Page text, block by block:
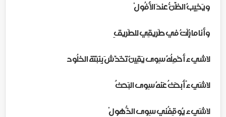
ويَخِيبُ الظَّنُّ عندَ الأفُولْ
وأنا مازِلْتُ في طَريقِي للطَريقِ
لاشيء أحْمِلُهُ سِوى يَقِينٌ تَخَدَّشَ بِنَبْتَة الخلُود
لاشَيءْ أَبحَثُ عَنهُ سِوى البَحثُ
لاشَيء يُوقِفُني سِوى الذُّهولْ